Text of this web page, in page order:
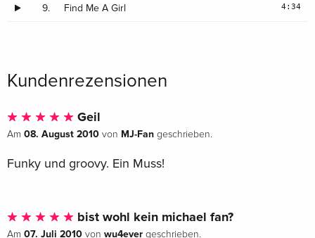
9. Find Me A Girl 4:34
Kundenrezensionen
Geil
Am 08. August 2010 von MJ-Fan geschrieben.
Funky und groovy. Ein Muss!
bist wohl kein michael fan?
Am 07. Juli 2010 von wu4ever geschrieben.